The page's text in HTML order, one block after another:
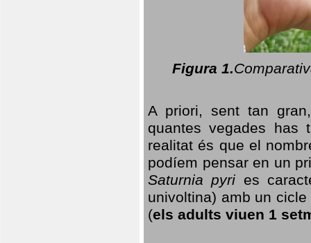
Figura 1.
A priori, sent tan
quantes vegades has
realitat és que el
podíem pensar en un
Saturnia pyri es
univoltina) amb un
(els adults viuen 1